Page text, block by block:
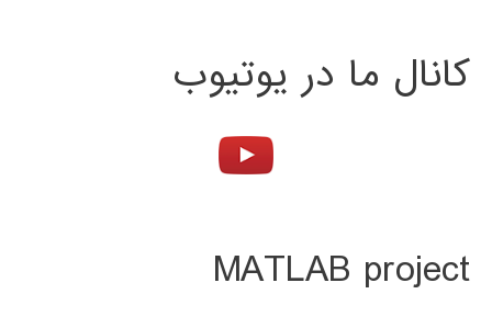
کانال ما در یوتیوب
MATLAB project